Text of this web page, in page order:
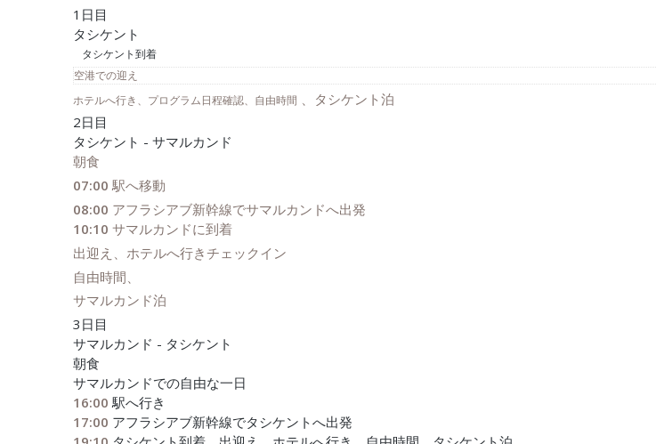
1日目
タシケント
タシケント到着
空港での迎え
ホテルへ行き、プログラム日程確認、自由時間
、タシケント泊
2日目
タシケント - サマルカンド
朝食
07:00 駅へ移動
08:00 アフラシアブ新幹線でサマルカンドへ出発
10:10 サマルカンドに到着
出迎え、ホテルへ行きチェックイン
自由時間、
サマルカンド泊
3日目
サマルカンド - タシケント
朝食
サマルカンドでの自由な一日
16:00 駅へ行き
17:00 アフラシアブ新幹線でタシケントへ出発